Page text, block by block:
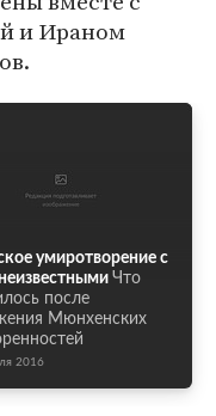
и Ираном
умиротворение с
Что
после
Мюнхенских
2016